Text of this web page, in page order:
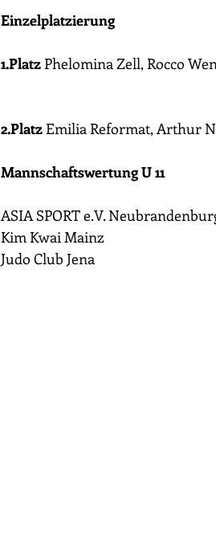
Einzelplatzierung
1.Platz Phelomina Zell, Rocco
2.Platz Emilia Reformat, Arthur
Mannschaftswertung U 11
ASIA SPORT e.V.
Kim Kwai Mainz
Judo Club Jena